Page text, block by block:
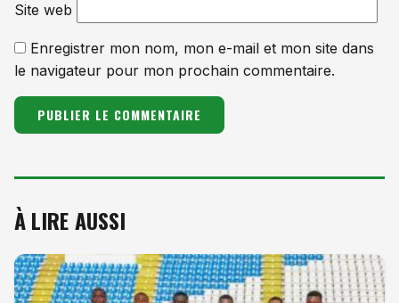
Site web
Enregistrer mon nom, mon e-mail et mon site dans
le navigateur pour mon prochain commentaire.
À LIRE AUSSI